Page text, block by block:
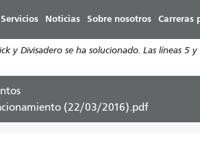
al
principal
Servicios Noticias Sobre nosotros Carreras
y Divisadero se ha solucionado. Las líneas
(22/03/2016).pdf